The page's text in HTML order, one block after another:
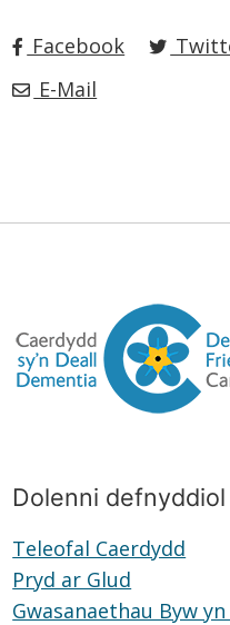
Facebook
E-Mail
Dolenni defnyddiol
Teleofal Caerdydd
Pryd ar Glud
ar
Gwasanaethau Byw